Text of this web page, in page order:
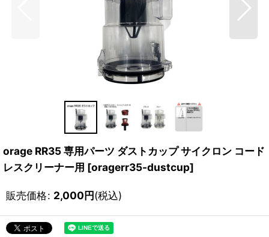
orage RR35 専用パーツ ダストカップ サイクロン コード
レスクリーナー用 [oragerr35-dustcup]
販売価格: 2,000円(税込)